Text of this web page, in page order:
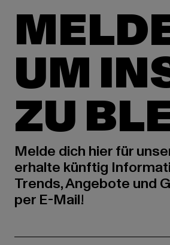
UM
ZU
Melde dich hier für
erhalte künftig
Trends, Angebote und
per E-Mail!